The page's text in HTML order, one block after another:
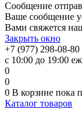
Сообщение
Ваше сообщение
Вами свяжется
Закрыть окно
+7 (977) 298-08-80
с 10:00 до 19:00
0
0
0 В корзине пока
Каталог товаров